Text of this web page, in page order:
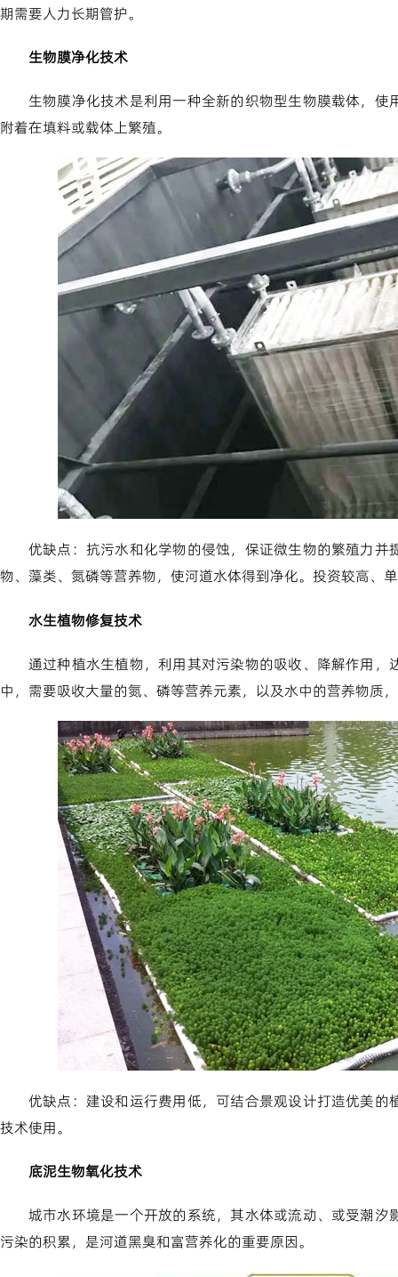
期需要人力长期管护。
生物膜净化技术
生物膜净化技术是利用一种全新的织物型生物膜载体，
附着在填料或载体上繁殖。
优缺点：抗污水和化学物的侵蚀，保证微生物的繁殖力
物、藻类、氮磷等营养物，使河道水体得到净化。投资较高、
水生植物修复技术
通过种植水生植物，利用其对污染物的吸收、降解作用
中，需要吸收大量的氮、磷等营养元素，以及水中的营养物质
优缺点：建设和运行费用低，可结合景观设计打造优美
技术使用。
底泥生物氧化技术
城市水环境是一个开放的系统，其水体或流动、或受潮
污染的积累，是河道黑臭和富营养化的重要原因。